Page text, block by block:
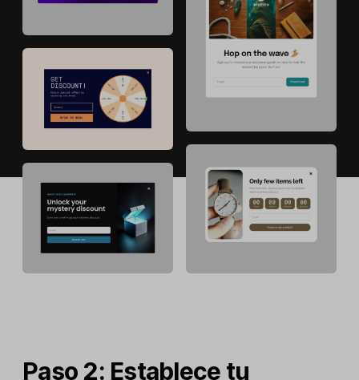
Paso 2: Establece tu